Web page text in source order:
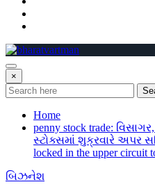
×
Home
penny stock trade:
સ્ટોક્સમાં શુક્રવારે અપર
locked in the upper circuit
બિઝનેશ